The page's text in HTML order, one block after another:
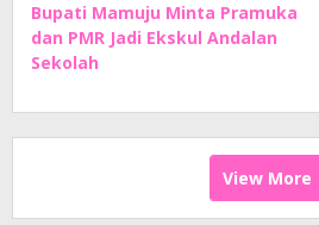
Bupati Mamuju Minta Pramuka
dan PMR Jadi Ekskul Andalan
Sekolah
View More